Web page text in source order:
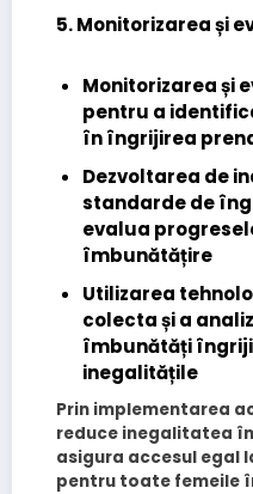
5. Monitorizarea și
Monitorizarea și
pentru a
în îngrijirea
Dezvoltarea de
standarde de
evalua
îmbunătățire
Utilizarea
colecta și a
îmbunătăți
inegalitățile
Prin implementarea
reduce inegalitatea
asigura accesul egal
pentru toate femeile